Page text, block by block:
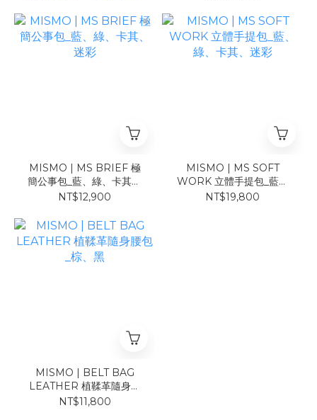
MISMO | MS BRIEF 極
簡公事包_藍、綠、卡其、
迷彩
NT$12,900
MISMO | MS SOFT
WORK 立體手提包_藍、
綠、卡其、迷彩
NT$19,800
MISMO | BELT BAG
LEATHER 植鞣革隨身腰
包_棕、黑
NT$11,800